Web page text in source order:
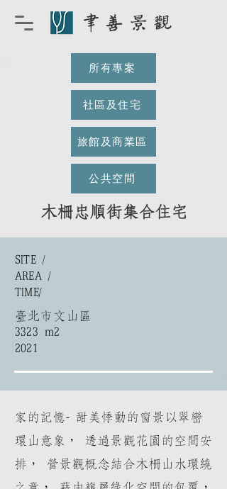
所有專案
社區及住宅
旅館及商業區
公共空間
木柵忠順街集合住宅
SITE /
AREA /
​TIME/
臺北市文山區
3323 m2
2021
家的記憶- 甜美悸動的窗景以翠巒
環山意象， 透過景觀花園的空間安
排， 營景觀概念結合木柵山水環繞